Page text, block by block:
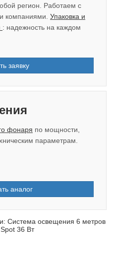
регион. Работаем с
компаниями. Упаковка и
: надежность на каждом
заявку
фонаря по мощности,
параметрам.
аналог
Система освещения 6 метров
36 Вт